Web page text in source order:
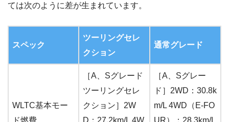
ては次のように差が生まれています。
スペック
ツーリングセレ
クション
通常グレード
WLTC基本モー
ド燃費
［A、Sグレード
ツーリングセレ
クション］2W
D：27.2km/L 4W
［A、Sグレー
ド］2WD：30.8k
m/L 4WD（E-FO
UR）：28.3km/L